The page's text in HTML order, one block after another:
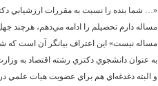
«… شما بنده را نسبت به مقررات ارزشيابي
مساله دارم تحصيلم را ادامه مي‌دهم، هرچند
مساله نيست» اين اعتراف بيانگر آن است که
به عنوان دانشجوي دکتري رشته اقتصاد به
و البته دغدغه‌اي هم براي عضويت هيات علمي